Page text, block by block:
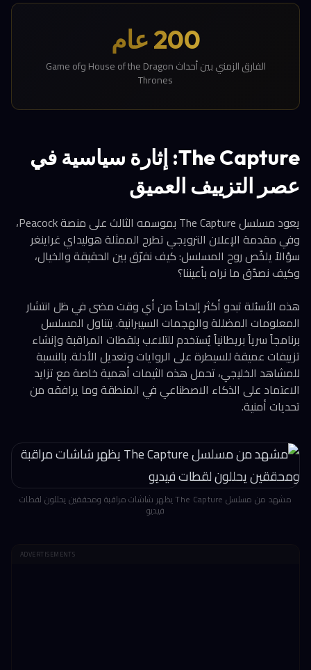
200 عام
الفارق الزمني بين أحداث House of the Dragon وGame of
Thrones
The Capture: إثارة سياسية في
عصر التزييف العميق
يعود مسلسل The Capture بموسمه الثالث على منصة Peacock،
وفي مقدمة الإعلان الترويجي تطرح الممثلة هوليداي غراينغر
سؤالاً يلخّص روح المسلسل: كيف نفرّق بين الحقيقة والخيال،
وكيف نصدّق ما نراه بأعيننا؟
هذه الأسئلة تبدو أكثر إلحاحاً من أي وقت مضى في ظل انتشار
المعلومات المضللة والهجمات السيبرانية. يتناول المسلسل
برنامجاً سرياً بريطانياً يُستخدم للتلاعب بلقطات المراقبة وإنشاء
تزييفات عميقة للسيطرة على الروايات وتعديل الأدلة. بالنسبة
للمشاهد الخليجي، تحمل هذه الثيمات أهمية خاصة مع تزايد
الاعتماد على الذكاء الاصطناعي في المنطقة وما يرافقه من
تحديات أمنية.
مشهد من مسلسل The Capture يظهر شاشات مراقبة ومحققين يحللون لقطات
فيديو
ADVERTISEMENTS